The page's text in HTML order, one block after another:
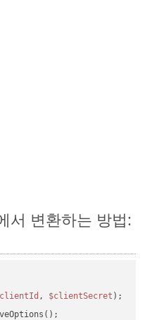
서 변환하는 방법:
, $clientSecret